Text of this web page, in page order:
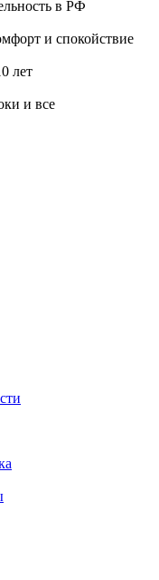
в РФ
и спокойствие
лет
и все